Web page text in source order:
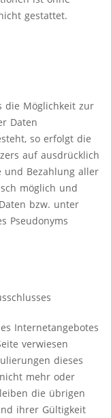
gestattet.
die Möglichkeit zur
Daten
so erfolgt die
auf ausdrücklich
und Bezahlung aller
möglich und
bzw. unter
Pseudonyms
Internetangebotes
verwiesen
dieses
mehr oder
die übrigen
ihrer Gültigkeit